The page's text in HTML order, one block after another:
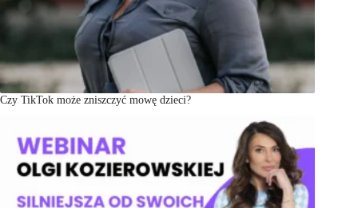
Czy TikTok może zniszczyć mowę dzieci?